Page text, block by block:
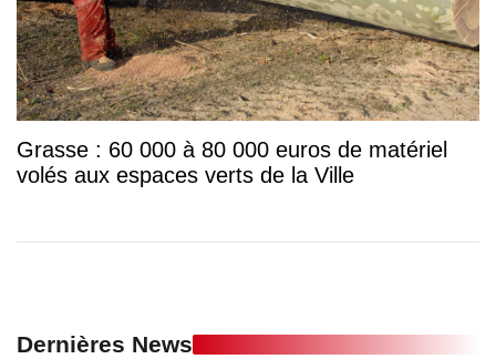
Grasse : 60 000 à 80 000 euros de matériel
volés aux espaces verts de la Ville
Dernières News